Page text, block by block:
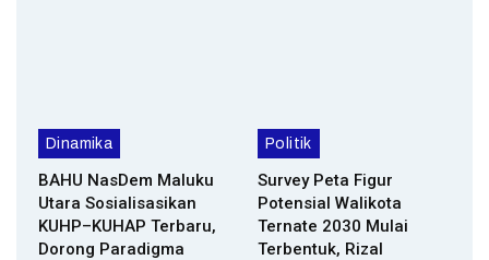
Dinamika
BAHU NasDem Maluku
Utara Sosialisasikan
KUHP–KUHAP Terbaru,
Dorong Paradigma
Politik
Survey Peta Figur
Potensial Walikota
Ternate 2030 Mulai
Terbentuk, Rizal